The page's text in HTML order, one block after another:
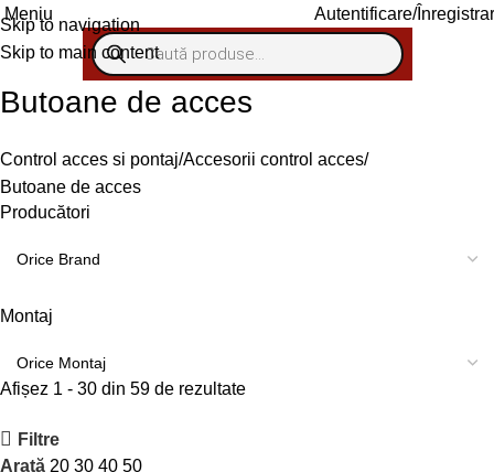
Skip to navigation
Skip to main content
Meniu Autentificare/
Butoane de acces
Control acces si pontaj Accesorii control acces
Butoane de acces
Producători
Montaj
Afișez 1 - 30 din 59 de rezultate
Filtre
Arată 20 30 40 50